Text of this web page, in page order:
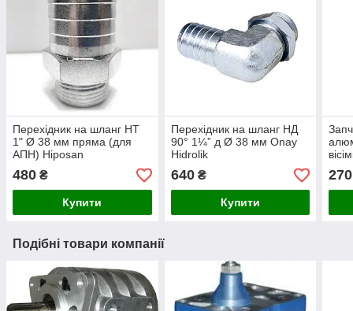
Перехідник на шланг НТ
1" Ø 38 мм пряма (для
АПН) Hiposan
480 ₴
Купити
Перехідник на шланг НД
90° 1¼” д Ø 38 мм Onay
Hidrolik
640₴
Купити
270
Подібні товари компанії